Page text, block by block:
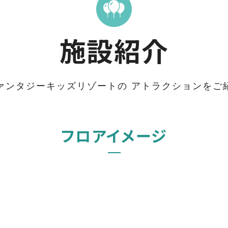
施設紹介
ンタジーキッズリゾートの アトラクションをご
フロアイメージ